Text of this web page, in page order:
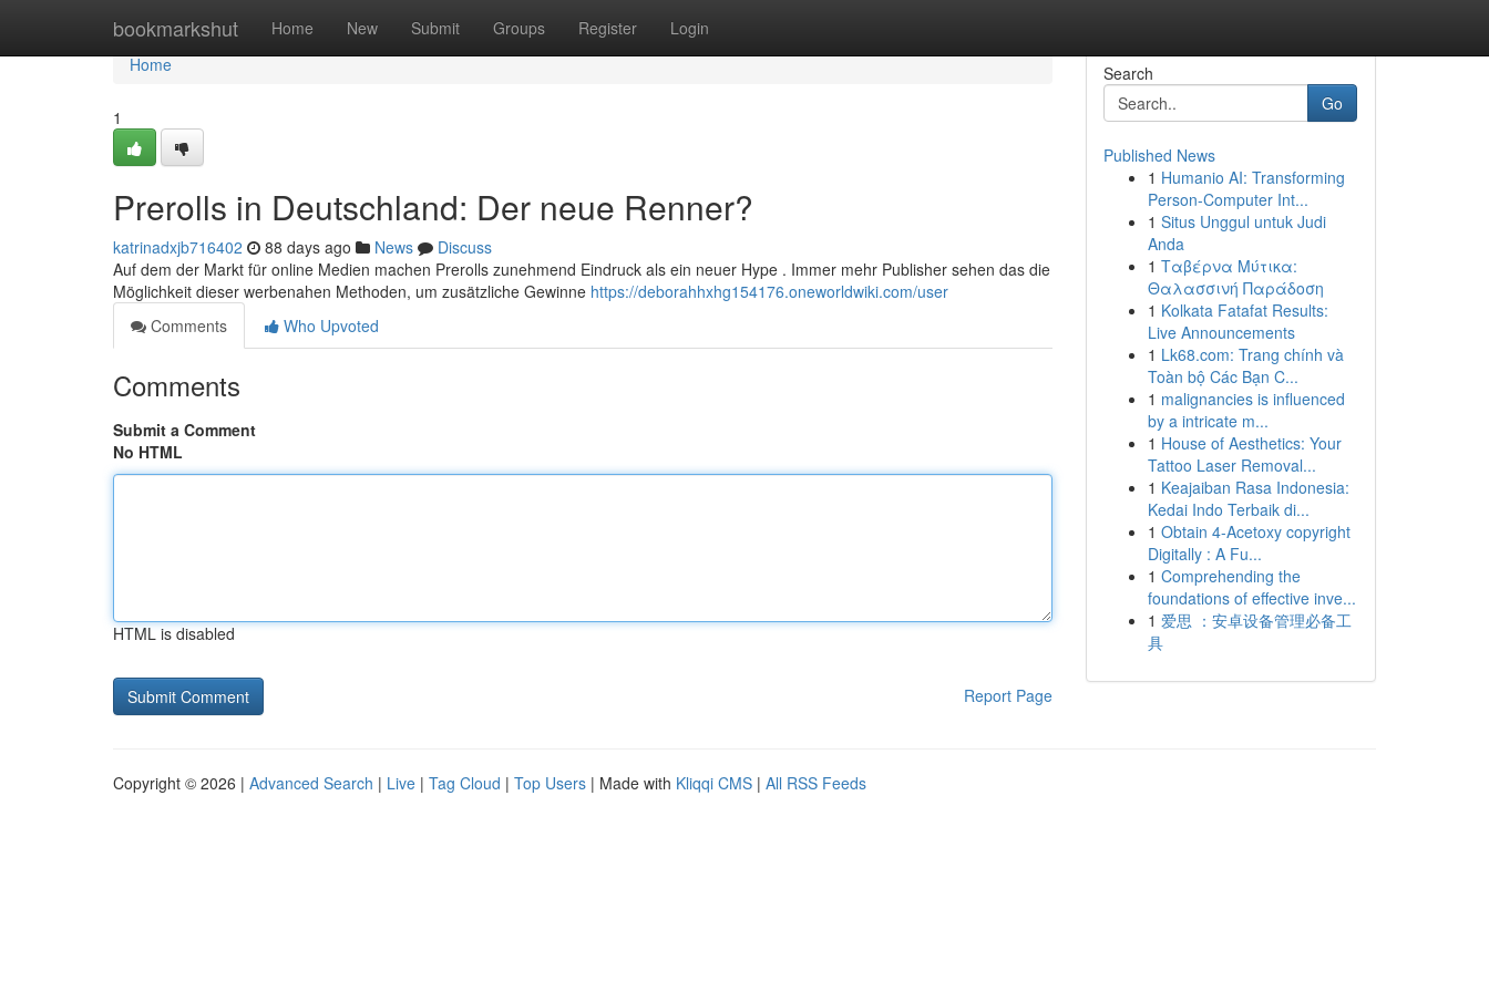
bookmarkshut Home New Submit Groups Register Login
Home
Home
1
Prerolls in Deutschland: Der neue Renner?
katrinadxjb716402 88 days ago News
Discuss
Auf dem der Markt für online Medien machen Prerolls zunehmend Eindruck als ein neuer Hype . Immer mehr Publisher sehen das die
Möglichkeit dieser werbenahen Methoden, um zusätzliche Gewinne https://deborahhxhg154176.oneworldwiki.com/user
Comments
Who Upvoted
Comments
Submit a Comment
No HTML
HTML is disabled
Report Page
Search
Go
Published News
1 Humanio AI: Transforming
Person-Computer Int...
1 Situs Unggul untuk Judi
Anda
1 Ταβέρνα Μύτικα:
Θαλασσινή Παράδοση
1 Kolkata Fatafat Results:
Live Announcements
1 Lk68.com: Trang chính và
Toàn bộ Các Bạn C...
1 malignancies is influenced
by a intricate m...
1 House of Aesthetics: Your
Tattoo Laser Removal...
1 Keajaiban Rasa Indonesia:
Kedai Indo Terbaik di...
1 Obtain 4-Acetoxy copyright
Digitally : A Fu...
1 Comprehending the
foundations of effective inve...
1 爱思 ：安卓设备管理必备工
具
Copyright © 2026 | Advanced Search | Live | Tag Cloud | Top Users | Made with Kliqqi CMS | All RSS Feeds